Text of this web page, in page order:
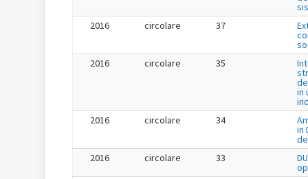
2016
circolare 37
2016
circolare 35
in
2016
circolare 34
in
2016
circolare 33